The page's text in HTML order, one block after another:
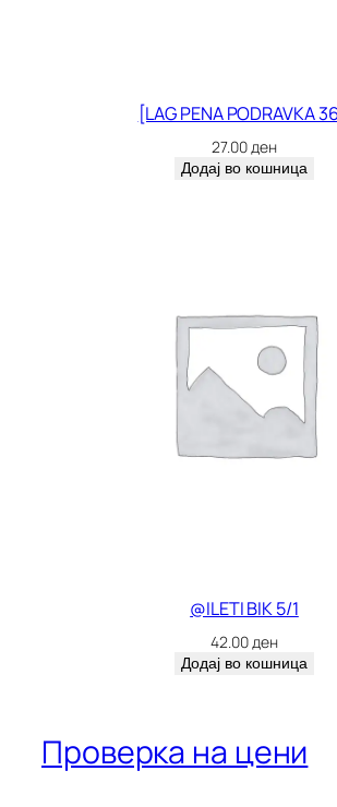
[LAG PENA PODRAVKA
27.00ден
Додај во кошница
@ILETI BIK 5/1
42.00ден
Додај во кошница
Проверка на цени